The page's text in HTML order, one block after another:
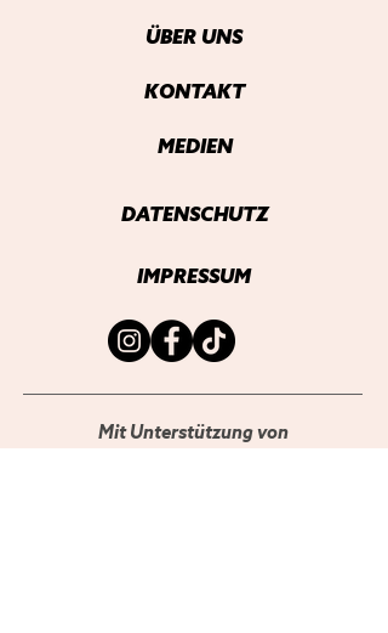
ÜBER UNS
KONTAKT
MEDIEN
DATENSCHUTZ
IMPRESSUM
Mit Unterstützung von